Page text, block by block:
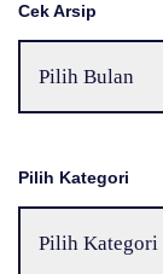
Cek Arsip
Pilih Kategori